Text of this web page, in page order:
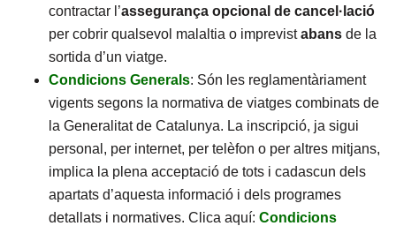
contractar l’assegurança opcional de cancel·lació
per cobrir qualsevol malaltia o imprevistabans de la
sortida d’un viatge.
Condicions Generals: Són les reglamentàriament
vigents segons la normativa de viatges combinats de
la Generalitat de Catalunya. La inscripció, ja sigui
personal, per internet, per telèfon o per altres mitjans,
implica la plena acceptació de tots i cadascun dels
apartats d’aquesta informació i dels programes
detallats i normatives. Clica aquí: Condicions